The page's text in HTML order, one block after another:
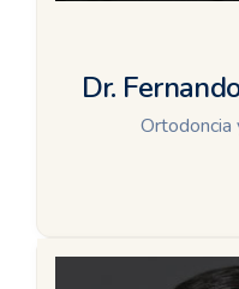
Dr.
Ortodoncia